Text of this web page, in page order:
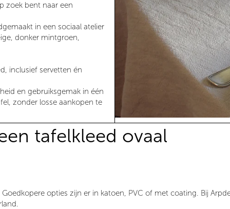
zoek bent naar een
in een sociaal atelier
donker mintgroen,
inclusief servetten én
en gebruiksgemak in één
zonder losse aankopen te
tafelkleed ovaal
Goedkopere opties zijn er in katoen, PVC of met coating. Bij
.